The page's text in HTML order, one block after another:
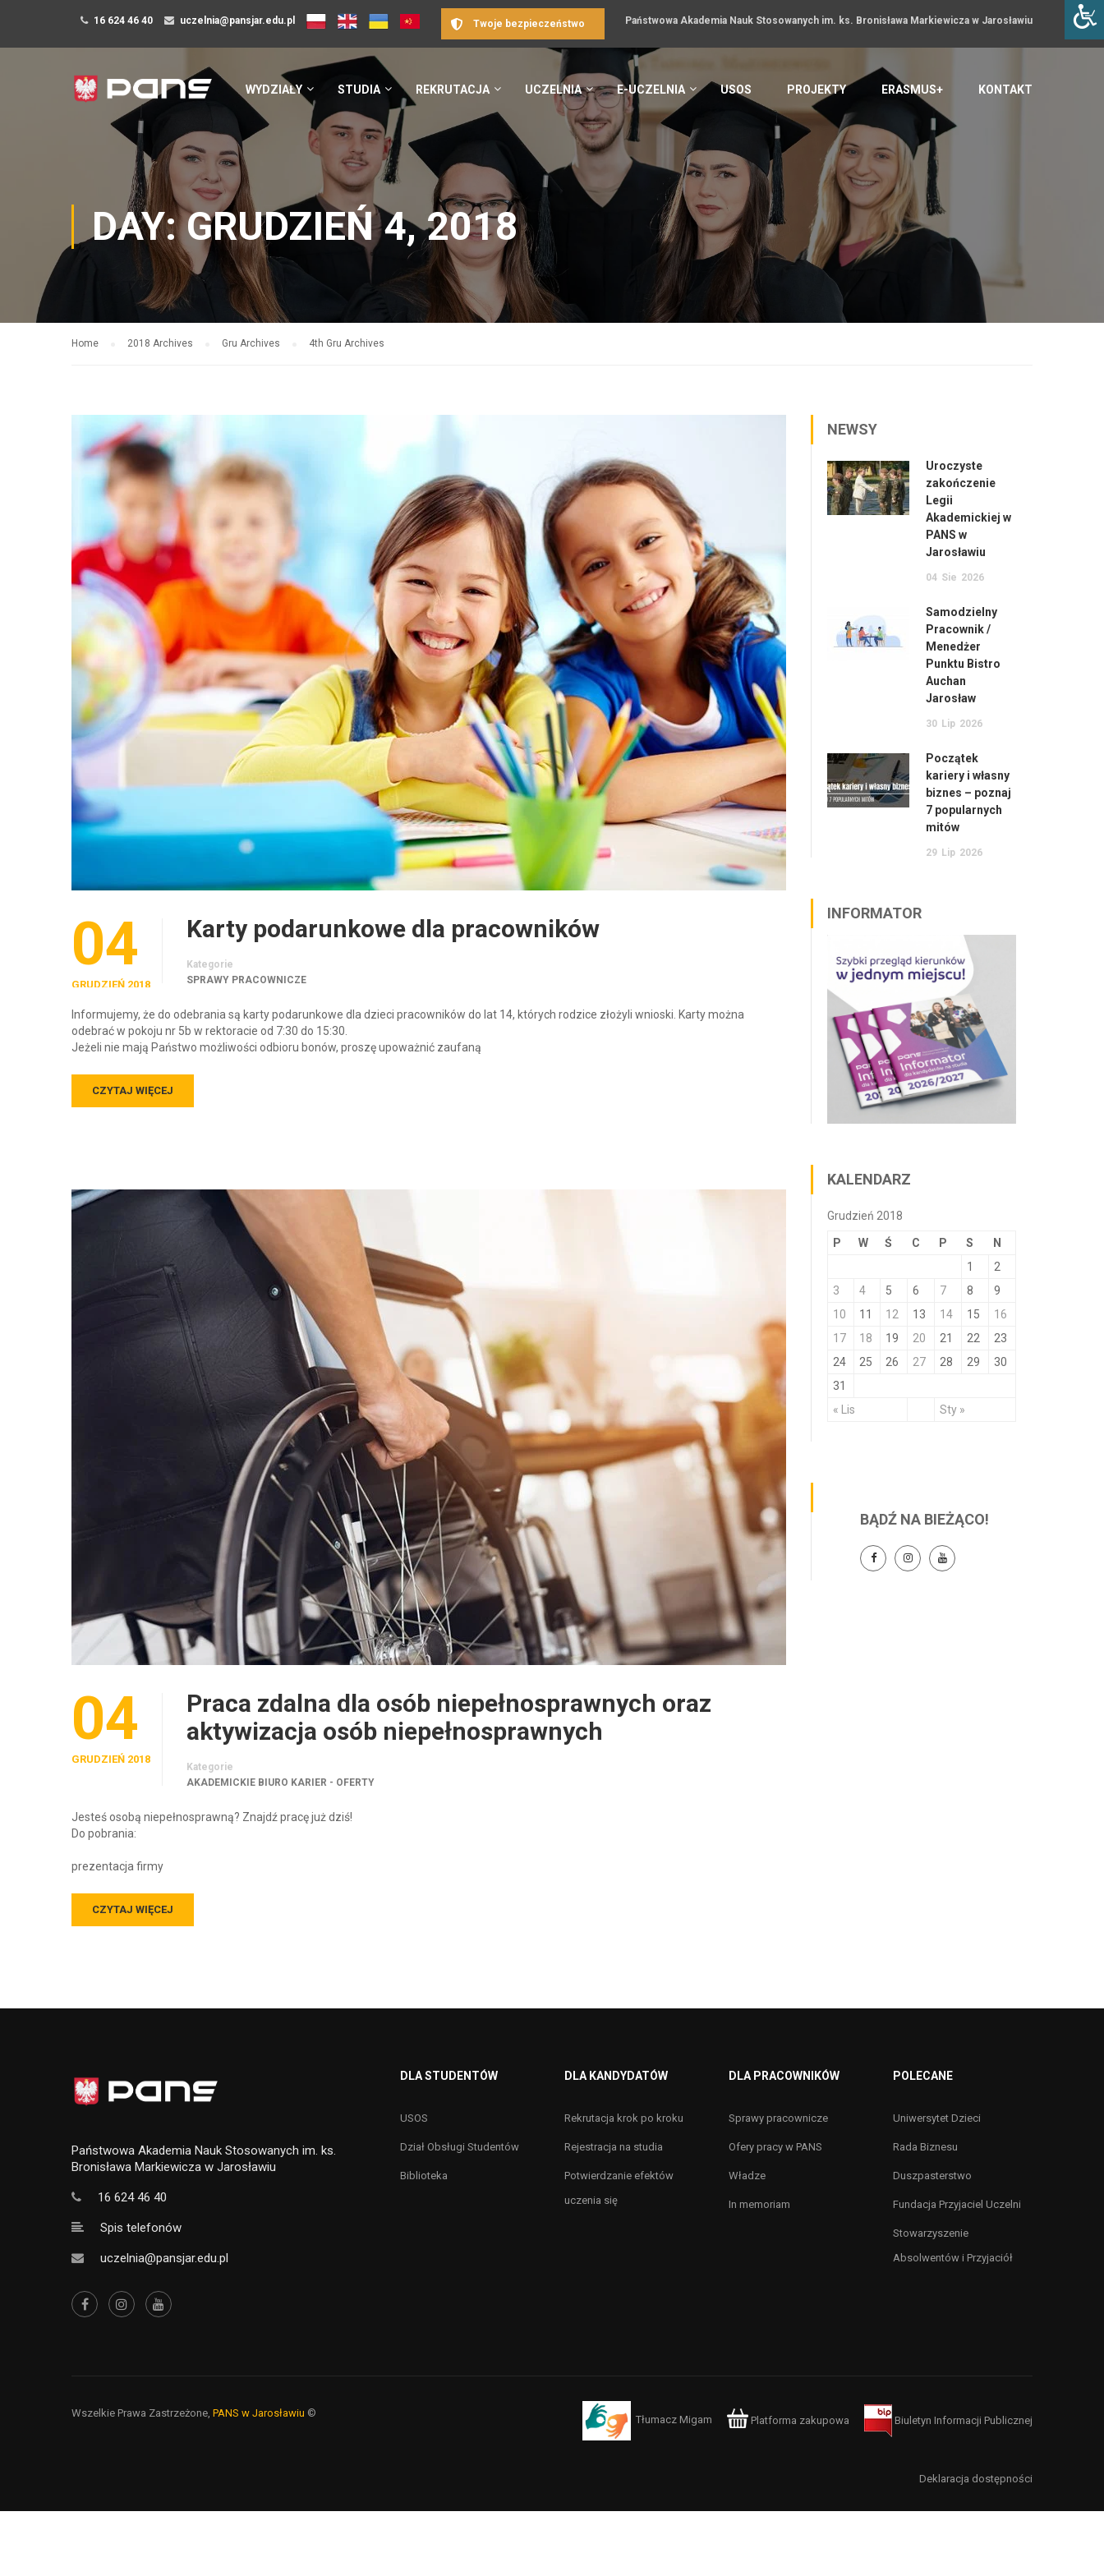
16 624 46 40 uczelnia@pansjar.edu.pl Państwowa Akademia Nauk Stosowanych im. ks. Bronisława Markiewicza w Jarosławiu
Twoje bezpieczeństwo
WYDZIAŁY STUDIA REKRUTACJA UCZELNIA E-UCZELNIA USOS PROJEKTY ERASMUS+ KONTAKT
DAY: GRUDZIEŃ 4, 2018
Home 2018 Archives Gru Archives 4th Gru Archives
04
GRUDZIEŃ 2018
Karty podarunkowe dla pracowników
Kategorie
SPRAWY PRACOWNICZE
Informujemy, że do odebrania są karty podarunkowe dla dzieci pracowników do lat 14, których rodzice złożyli wnioski. Karty można
odebrać w pokoju nr 5b w rektoracie od 7:30 do 15:30.
Jeżeli nie mają Państwo możliwości odbioru bonów, proszę upoważnić zaufaną
CZYTAJ WIĘCEJ
04
GRUDZIEŃ 2018
Praca zdalna dla osób niepełnosprawnych oraz
aktywizacja osób niepełnosprawnych
Kategorie
AKADEMICKIE BIURO KARIER - OFERTY
Jesteś osobą niepełnosprawną? Znajdź pracę już dziś!
Do pobrania:
prezentacja firmy
CZYTAJ WIĘCEJ
NEWSY
Uroczyste
zakończenie
Legii
Akademickiej w
PANS w
Jarosławiu
04 Sie 2026
Samodzielny
Pracownik /
Menedżer
Punktu Bistro
Auchan
Jarosław
30 Lip 2026
Początek
kariery i własny
biznes – poznaj
7 popularnych
mitów
29 Lip 2026
INFORMATOR
KALENDARZ
Grudzień 2018
P W Ś C P S N
« Lis Sty »
1
2
3
4 5 6 7 8
9
10
11 12 13 14 15
16
17
18 19 20 21 22
23
24
25 26 27 28 29
30
31
BĄDŹ NA BIEŻĄCO!
Państwowa Akademia Nauk Stosowanych im. ks.
Bronisława Markiewicza w Jarosławiu
16 624 46 40
Spis telefonów
uczelnia@pansjar.edu.pl
DLA STUDENTÓW
USOS
Dział Obsługi Studentów
Biblioteka
DLA KANDYDATÓW
Rekrutacja krok po kroku
Rejestracja na studia
Potwierdzanie efektów
uczenia się
DLA PRACOWNIKÓW
Sprawy pracownicze
Ofery pracy w PANS
Władze
In memoriam
POLECANE
Uniwersytet Dzieci
Rada Biznesu
Duszpasterstwo
Fundacja Przyjaciel Uczelni
Stowarzyszenie
Absolwentów i Przyjaciół
Wszelkie Prawa Zastrzeżone, PANS w Jarosławiu ©
Tłumacz Migam Platforma zakupowa Biuletyn Informacji Publicznej
Deklaracja dostępności